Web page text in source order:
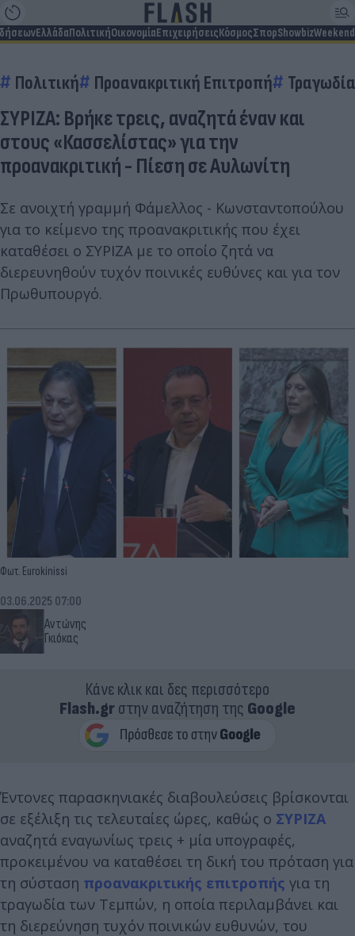
ΕλλάδαΠολιτικήΟικονομίαΕπιχειρήσειςΚόσμοςΣπορShowbizWeekend
Πολιτική Προανακριτική Επιτροπή
ΣΥΡΙΖΑ: Βρήκε τρεις, αναζητά έναν και
στους «Κασσελίστας» για την
προανακριτική - Πίεση σε Αυλωνίτη
Σε ανοιχτή γραμμή Φάμελλος - Κωνσταντοπούλου
για το κείμενο της προανακριτικής που έχει
καταθέσει ο ΣΥΡΙΖΑ με το οποίο ζητά να
διερευνηθούν τυχόν ποινικές ευθύνες και για τον
Πρωθυπουργό.
Φωτ. Eurokinissi
Αντώνης
Γκιόκας
03.06.2025 07:00
Κάνε κλικ και δες περισσότερο
Flash.grστην αναζήτηση της Google
Έντονες παρασκηνιακές διαβουλεύσεις βρίσκονται
σε εξέλιξη τις τελευταίες ώρες, καθώς ο ΣΥΡΙΖΑ
αναζητά εναγωνίως τρεις + μία υπογραφές,
προκειμένου να καταθέσει τη δική του πρόταση για
τη σύσταση προανακριτικής επιτροπής για τη
τραγωδία των Τεμπών, η οποία περιλαμβάνει και
τη διερεύνηση τυχόν ποινικών ευθυνών, του